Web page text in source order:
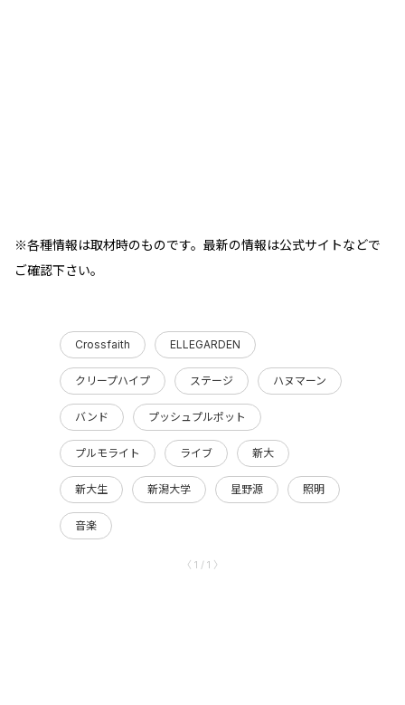
※各種情報は取材時のものです。最新の情報は公式サイトなどで
ご確認下さい。
Crossfaith ELLEGARDEN
クリープハイプ ステージ ハヌマーン
バンド プッシュプルポット
プルモライト ライブ 新大
新大生 新潟大学 星野源 照明
音楽
〈 1 / 1 〉